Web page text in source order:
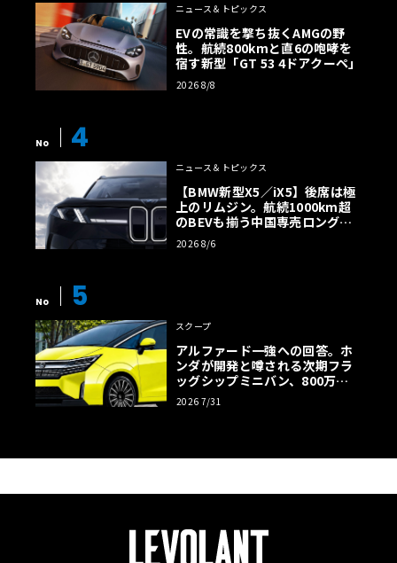
ニュース＆トピックス
EVの常識を撃ち抜くAMGの野
性。航続800kmと直6の咆哮を
宿す新型「GT 53 4ドアクーペ」
2026 8/8
No 4
ニュース＆トピックス
【BMW新型X5／iX5】後席は極
上のリムジン。航続1000km超
のBEVも揃う中国専売ロング仕
様の全貌
2026 8/6
No 5
スクープ
アルファード一強への回答。ホ
ンダが開発と噂される次期フラ
ッグシップミニバン、800万円
超の勝算【予想CG】
2026 7/31